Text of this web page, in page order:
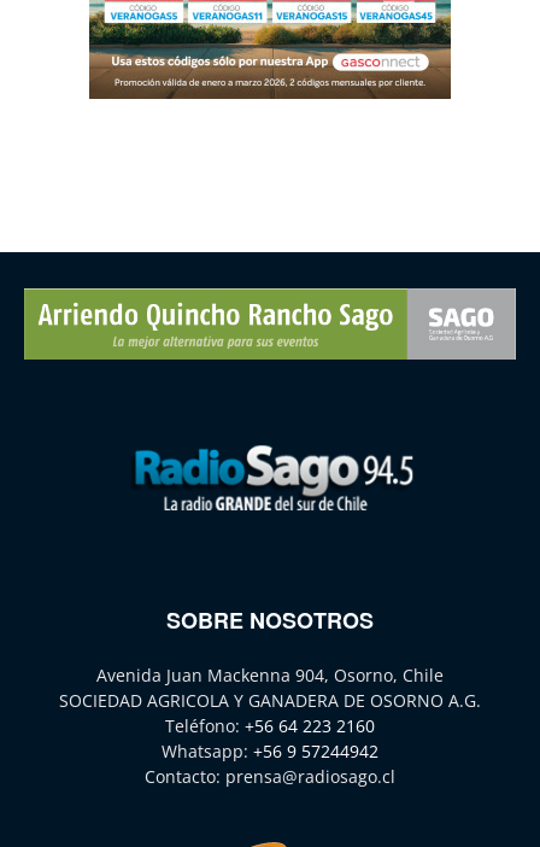
SOBRE NOSOTROS
Avenida Juan Mackenna 904, Osorno, Chile
SOCIEDAD AGRICOLA Y GANADERA DE OSORNO A.G.
Teléfono: +56 64 223 2160
Whatsapp: +56 9 57244942
Contacto: prensa@radiosago.cl